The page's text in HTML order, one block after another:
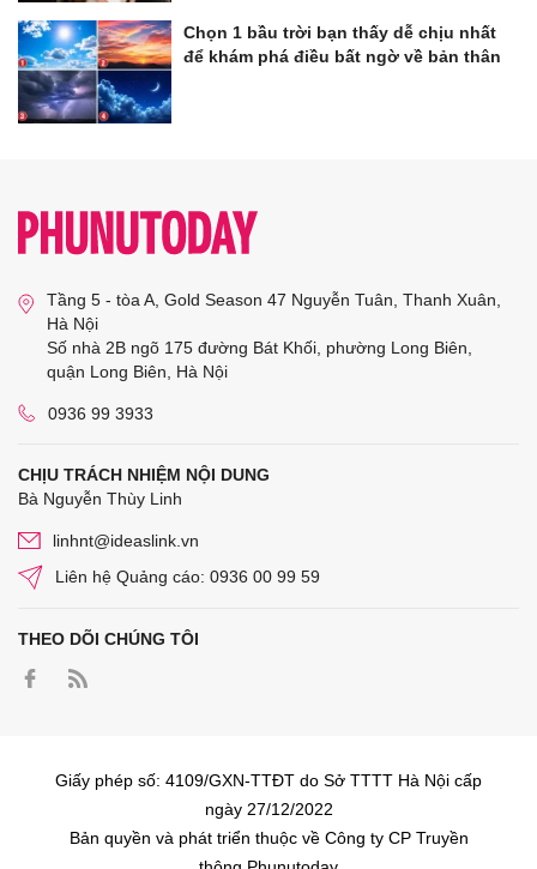
Chọn 1 bầu trời bạn thấy dễ chịu nhất
để khám phá điều bất ngờ về bản thân
Tầng 5 - tòa A, Gold Season 47 Nguyễn Tuân, Thanh Xuân,
Hà Nội
Số nhà 2B ngõ 175 đường Bát Khối, phường Long Biên,
quận Long Biên, Hà Nội
0936 99 3933
CHỊU TRÁCH NHIỆM NỘI DUNG
Bà Nguyễn Thùy Linh
linhnt@ideaslink.vn
Liên hệ Quảng cáo: 0936 00 99 59
THEO DÕI CHÚNG TÔI
Giấy phép số: 4109/GXN-TTĐT do Sở TTTT Hà Nội cấp
ngày 27/12/2022
Bản quyền và phát triển thuộc về Công ty CP Truyền